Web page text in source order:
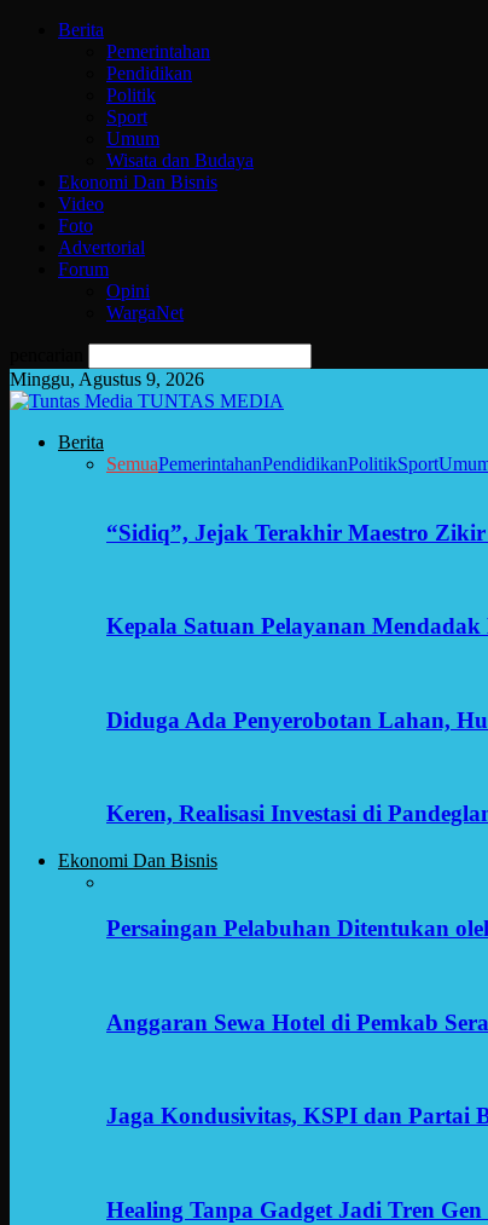
Berita
Pemerintahan
Pendidikan
Politik
Sport
Umum
Wisata dan Budaya
Ekonomi Dan Bisnis
Video
Foto
Advertorial
Forum
Opini
WargaNet
Minggu, Agustus 9, 2026
TUNTAS MEDIA
Berita
SemuaPemerintahanPendidikanPolitikSport
“Sidiq”, Jejak Terakhir Maestro
Kepala Satuan Pelayanan
Diduga Ada Penyerobotan Lahan,
Keren, Realisasi Investasi di
Ekonomi Dan Bisnis
Persaingan Pelabuhan Ditentukan
Anggaran Sewa Hotel di Pemkab
Jaga Kondusivitas, KSPI dan
Healing Tanpa Gadget Jadi Tren